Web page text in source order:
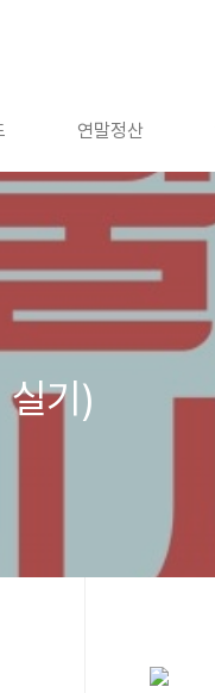
연말정산
기)